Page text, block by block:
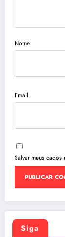
Nome
Email
Salvar meus dados
Siga